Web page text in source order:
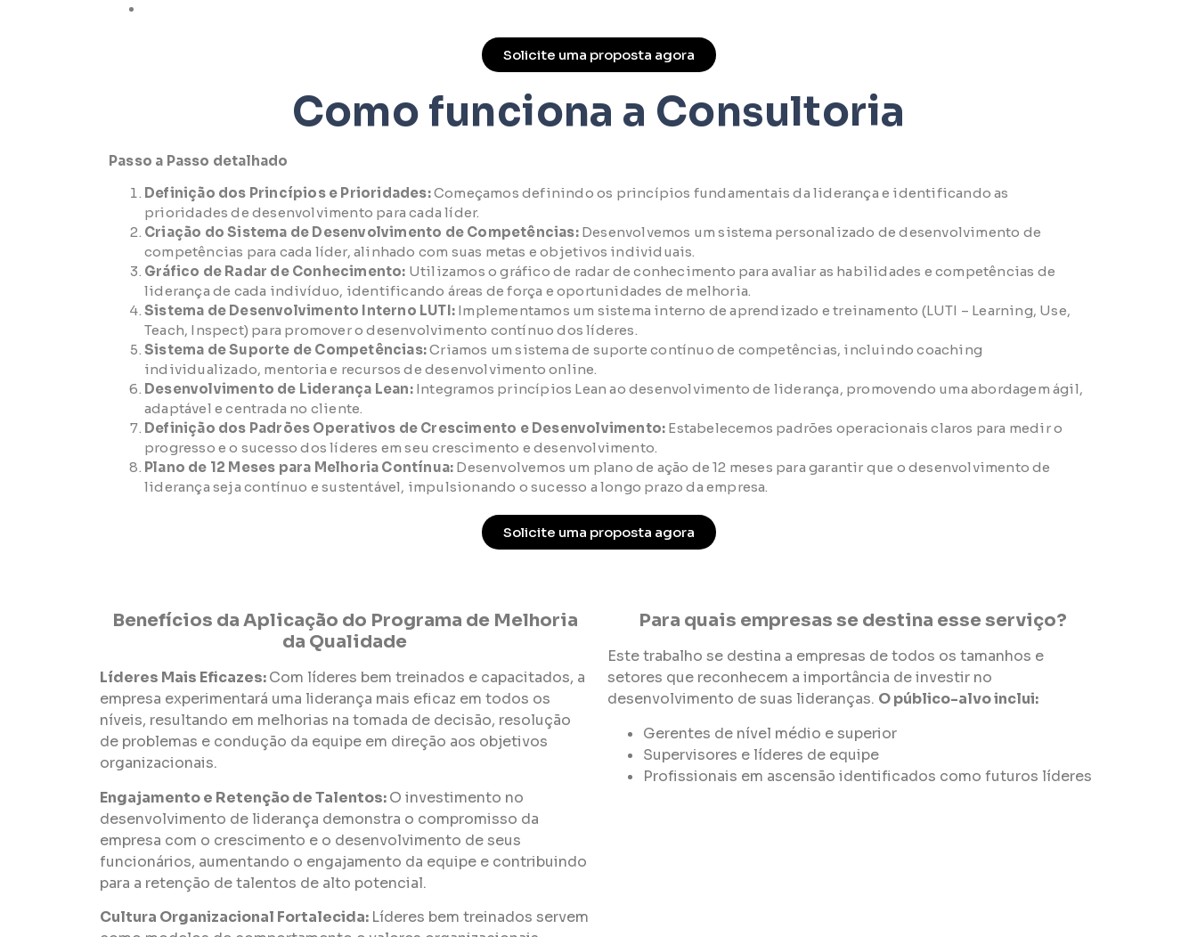
Solicite uma proposta agora
Como funciona a Consultoria
Passo a Passo detalhado
Definição dos Princípios e Prioridades:Começamos definindo os princípios fundamentais da liderança e identificando as
prioridades de desenvolvimento para cada líder.
Criação do Sistema de Desenvolvimento de Competências:Desenvolvemos um sistema personalizado de desenvolvimento de
competências para cada líder, alinhado com suas metas e objetivos individuais.
Gráfico de Radar de Conhecimento: Utilizamos o gráfico de radar de conhecimento para avaliar as habilidades e competências de
liderança de cada indivíduo, identificando áreas de força e oportunidades de melhoria.
Sistema de Desenvolvimento Interno LUTI: Implementamos um sistema interno de aprendizado e treinamento (LUTI – Learning, Use,
Teach, Inspect) para promover o desenvolvimento contínuo dos líderes.
Sistema de Suporte de Competências:Criamos um sistema de suporte contínuo de competências, incluindo coaching
individualizado, mentoria e recursos de desenvolvimento online.
Desenvolvimento de Liderança Lean:Integramos princípios Lean ao desenvolvimento de liderança, promovendo uma abordagem ágil,
adaptável e centrada no cliente.
Definição dos Padrões Operativos de Crescimento e Desenvolvimento: Estabelecemos padrões operacionais claros para medir o
progresso e o sucesso dos líderes em seu crescimento e desenvolvimento.
Plano de 12 Meses para Melhoria Contínua: Desenvolvemos um plano de ação de 12 meses para garantir que o desenvolvimento de
liderança seja contínuo e sustentável, impulsionando o sucesso a longo prazo da empresa.
Solicite uma proposta agora
Benefícios da Aplicação do Programa de Melhoria
da Qualidade
Líderes Mais Eficazes:Com líderes bem treinados e capacitados, a
empresa experimentará uma liderança mais eficaz em todos os
níveis, resultando em melhorias na tomada de decisão, resolução
de problemas e condução da equipe em direção aos objetivos
organizacionais.
Engajamento e Retenção de Talentos:O investimento no
desenvolvimento de liderança demonstra o compromisso da
empresa com o crescimento e o desenvolvimento de seus
funcionários, aumentando o engajamento da equipe e contribuindo
para a retenção de talentos de alto potencial.
Cultura Organizacional Fortalecida: Líderes bem treinados servem
Para quais empresas se destina esse serviço?
Este trabalho se destina a empresas de todos os tamanhos e
setores que reconhecem a importância de investir no
desenvolvimento de suas lideranças. O público-alvo inclui:
Gerentes de nível médio e superior
Supervisores e líderes de equipe
Profissionais em ascensão identificados como futuros líderes